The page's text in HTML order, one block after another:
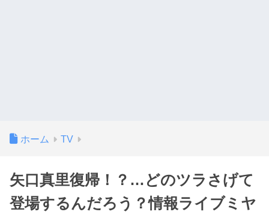
ホーム TV
矢口真里復帰！？…どのツラさげて
登場するんだろう？情報ライブミヤ